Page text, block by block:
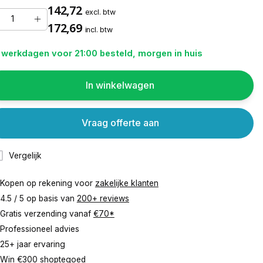
142,72 excl. btw
172,69 incl. btw
werkdagen voor 21:00 besteld, morgen in huis
In winkelwagen
Vergelijk
Vraag offerte aan
Kopen op rekening voor zakelijke klanten
4.5 / 5 op basis van 200+ reviews
Gratis verzending vanaf €70*
Professioneel advies
25+ jaar ervaring
Win €300 shoptegoed